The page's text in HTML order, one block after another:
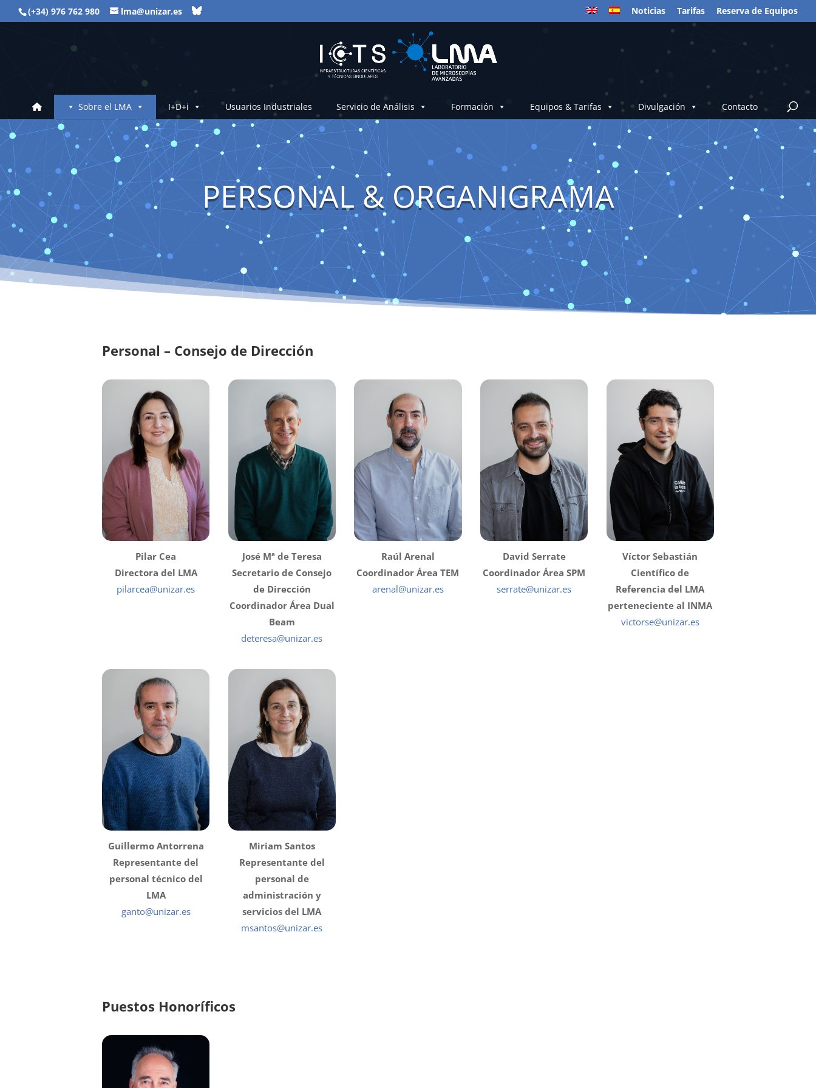
(+34) 976 762 980 lma@unizar.es Noticias Tarifas Reserva de Equipos
Sobre el LMA I+D+i Usuarios Industriales Servicio de Análisis Formación Equipos & Tarifas Divulgación Contacto
PERSONAL & ORGANIGRAMA
Personal – Consejo de Dirección
Pilar Cea
Directora del LMA
pilarcea@unizar.es
José Mª de Teresa
Secretario de Consejo
de Dirección
Coordinador Área Dual
Beam
deteresa@unizar.es
Raúl Arenal
Coordinador Área TEM
arenal@unizar.es
David Serrate
Coordinador Área SPM
serrate@unizar.es
Víctor Sebastián
Científico de
Referencia del LMA
perteneciente al INMA
victorse@unizar.es
Guillermo Antorrena
Representante del
personal técnico del
LMA
ganto@unizar.es
Miriam Santos
Representante del
personal de
administración y
servicios del LMA
msantos@unizar.es
Puestos Honoríficos